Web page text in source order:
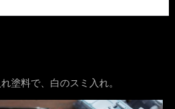
塗料で、白のスミ入れ。